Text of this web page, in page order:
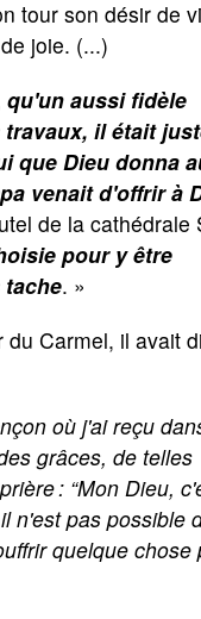
tour son désir de
joie. (...)
qu'un aussi fidèle
il était
que Dieu donna
venait d'offrir à
de la cathédrale
pour y être
. »
Carmel, il avait
où j'ai reçu
grâces, de telles
: “Mon Dieu,
n'est pas possible
quelque chose